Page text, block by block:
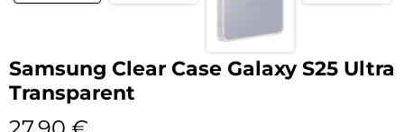
Samsung Clear Case Galaxy S25 Ultra
Transparent